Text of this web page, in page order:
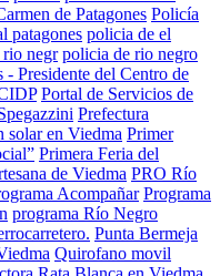
de Patagones Policía
patagones policia de el
negr policia de rio negro
Presidente del Centro de
Portal de Servicios de
Prefectura
solar en Viedma Primer
Primera Feria del
de Viedma PRO Río
Acompañar Programa
programa Río Negro
Punta Bermeja
Quirofano movil